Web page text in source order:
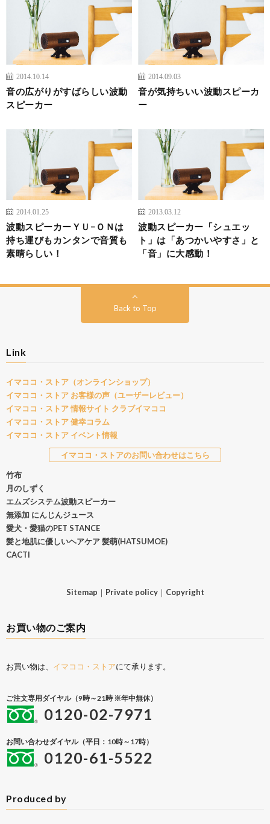
2014.10.14
音の広がりがすばらしい波動
スピーカー
2014.09.03
音が気持ちいい波動スピーカ
ー
2014.01.25
波動スピーカーＹＵ−ＯＮは
持ち運びもカンタンで音質も
素晴らしい！
2013.03.12
波動スピーカー「シュエッ
ト」は「あつかいやすさ」と
「音」に大感動！
Back to Top
Link
イマココ・ストア（オンラインショップ）
イマココ・ストア お客様の声（ユーザーレビュー）
イマココ・ストア 情報サイト クラブイマココ
イマココ・ストア 健幸コラム
イマココ・ストア イベント情報
イマココ・ストアのお問い合わせはこちら
竹布
月のしずく
エムズシステム波動スピーカー
無添加 にんじんジュース
愛犬・愛猫のPET STANCE
髪と地肌に優しいヘアケア 髪萌(HATSUMOE)
CACTI
Sitemap ｜ Private policy｜ Copyright
お買い物のご案内
お買い物は、 イマココ・ストアにて承ります。
ご注文専用ダイヤル（9時～21時 ※年中無休）
0120-02-7971
お問い合わせダイヤル（平日：10時～17時）
0120-61-5522
Produced by